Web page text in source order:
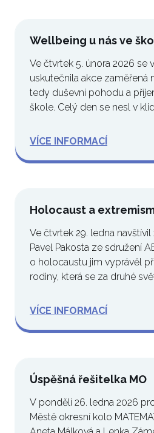
Wellbeing u nás ve
Ve čtvrtek 5. února 2026 se
uskutečnila akce zaměřená
tedy duševní pohodu a
škole. Celý den se nesl v
VÍCE INFORMACÍ
Holocaust a
Ve čtvrtek 29. ledna
Pavel Pakosta ze sdružení
o holocaustu jim vyprávěl
rodiny, která se za druhé
VÍCE INFORMACÍ
Úspěšná řešitelka MO
V pondělí 26. ledna 2026
Městě okresní kolo